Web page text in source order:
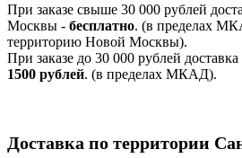
При заказе свыше 30 000 рублей
Москвы - бесплатно. (в пределах
территорию Новой Москвы).
При заказе до 30 000 рублей
1500 рублей. (в пределах МКАД).
Доставка по территории